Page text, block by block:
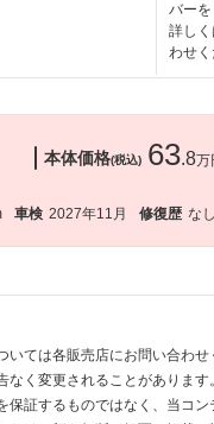
バーを
詳し
わせく
本体価格(税込) 63.8万
車検 2027年11月 修復歴 なし
ては各販売店にお問い合わせ
く変更されることがありま
保証するものではなく、当コ